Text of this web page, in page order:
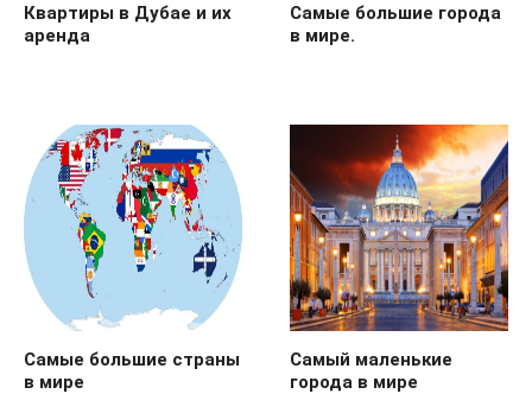
Квартиры в Дубае и их
аренда
Самые большие города
в мире.
Самые большие страны
в мире
Самый маленькие
города в мире